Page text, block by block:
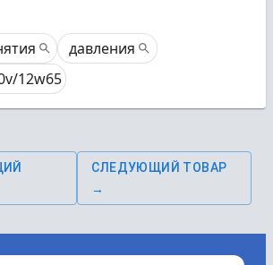
давления
12w65
СЛЕДУЮЩИЙ ТОВАР
→